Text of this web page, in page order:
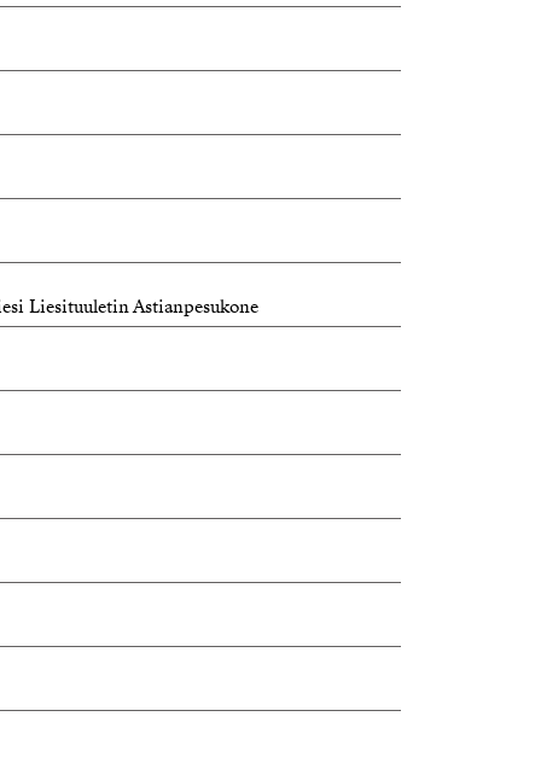
Liesituuletin Astianpesukone